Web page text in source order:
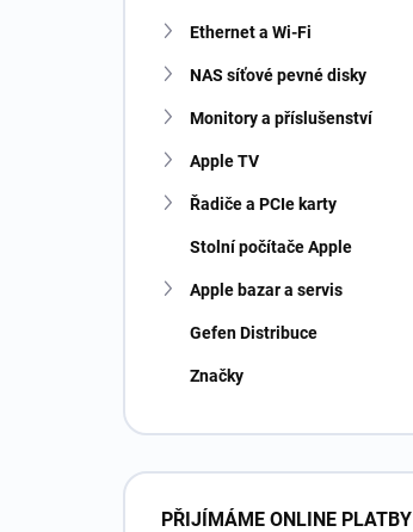
Ethernet a Wi-Fi
NAS síťové pevné disky
Monitory a příslušenství
Apple TV
Řadiče a PCIe karty
Stolní počítače Apple
Apple bazar a servis
Gefen Distribuce
Značky
PŘIJÍMÁME ONLINE PLATBY